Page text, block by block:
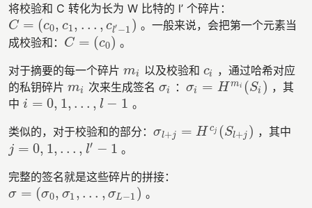
将校验和 C 转化为长为 W 比特的 l’ 个碎片：
C = (c0, c1, … , cl′−1 )
C=(c 0,c1, …,cl −1 )
。一般来说，会把第一个元素当
成校验和：
C = (c0)
C=(c 0) 。
对于摘要的每一个碎片 mi
mi 以及校验和 ci
ci ，通过哈希对应
的私钥碎片 mi
mi 次来生成签名 σi
σi ： σi = H mi (Si )
σi=Hmi(Si)
，其
中 i = 0, 1, … , l − 1
i=0, ,… l− 1
。
类似的，对于校验和的部分： σl+j = H cj (Sl+j )
σl+j= Hc j(S l+ j ) ，其中
j = 0, 1, … , l′ − 1
j= 0,1 ,… l′− 1
。
完整的签名就是这些碎片的拼接：
σ = (σ0, σ1 , … , σL−1 )
σ=(σ 0,σ1, …,σ L −1 ) 。